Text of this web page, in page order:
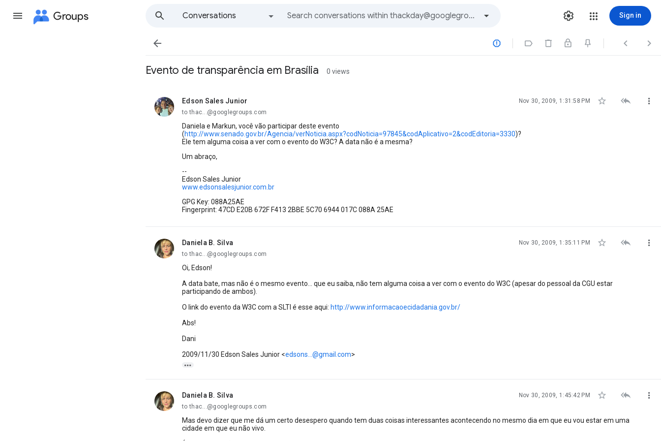
Groups
Conversations
Sign in
    
Evento de transparência em Brasília 0 views
Edson Sales Junior
unread, Nov 30, 2009, 1:31:58 PM   
to thac...@googlegroups.com
Daniela e Markun, você vão participar deste evento
(http://www.senado.gov.br/Agencia/verNoticia.aspx?codNoticia=97845&codAplicativo=2&codEditoria=3330)?
Ele tem alguma coisa a ver com o evento do W3C? A data não é a mesma?
Um abraço,
--
Edson Sales Junior
www.edsonsalesjunior.com.br
GPG Key: 088A25AE
Fingerprint: 47CD E20B 672F F413 2BBE 5C70 6944 017C 088A 25AE
Daniela B. Silva
unread, Nov 30, 2009, 1:35:11 PM   
to thac...@googlegroups.com
Oi, Edson!
A data bate, mas não é o mesmo evento... que eu saiba, não tem alguma coisa a ver com o evento do W3C (apesar do pessoal da CGU estar
participando de ambos).
O link do evento da W3C com a SLTI é esse aqui: http://www.informacaoecidadania.gov.br/
Abs!
Dani
2009/11/30 Edson Sales Junior <edsons...@gmail.com>

Daniela B. Silva
unread, Nov 30, 2009, 1:45:42 PM   
to thac...@googlegroups.com
Mas devo dizer que me dá um certo desespero quando tem duas coisas interessantes acontecendo no mesmo dia em que eu vou estar em uma
cidade em que eu não vivo.